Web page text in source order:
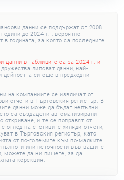
данни се поддържат от 2008
до 2024 г. , вероятно
в годината, за която са последните
данни в таблиците са за 2024 г. и
липсват данни, най-
дейността си още в предходни
на компаниите се извличат от
отчети в Търговския регистър. В
данни може да бъдат непълни
са създадени автоматизирани
откриване, и те се поправят от
оглед на стотиците хиляди отчети,
в Търговския регистър, като
от по-големите към по-малките
или неточности във вашите
можете да ни пишете, за да
корекция.